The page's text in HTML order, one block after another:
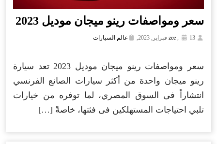
سعر ومواصفات رينو ميجان موديل 2023
zee , 13 فبراير, 2023, عالم السيارات
سعر ومواصفات رينو ميجان موديل 2023 تعد سيارة
رينو ميجان واحدة من أكثر سيارات الصانع الفرنسي
انتشاراً فى السوق المصري، لما توفره من خيارات
تلبي احتياجات المستهلكين فى فئتها، خاصةً […]